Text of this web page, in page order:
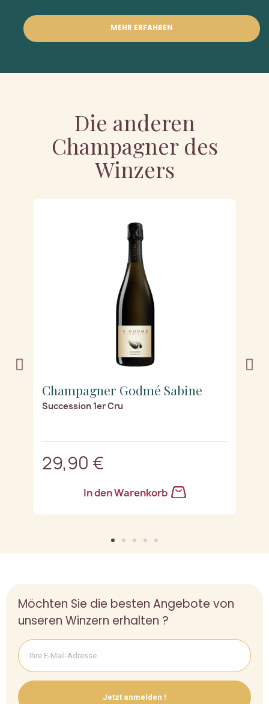
MEHR ERFAHREN
Die anderen
Champagner des
Winzers
Champagner Godmé Sabine
Succession 1er Cru
29,90 €
In den Warenkorb
Möchten Sie die besten Angebote von
unseren Winzern erhalten ?
Jetzt anmelden !